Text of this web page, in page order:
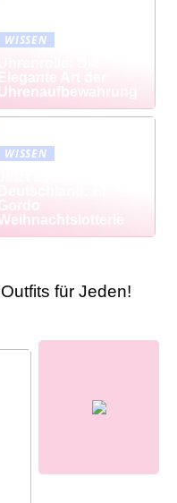
WISSEN
Elegante Art der
WISSEN
für Jeden!